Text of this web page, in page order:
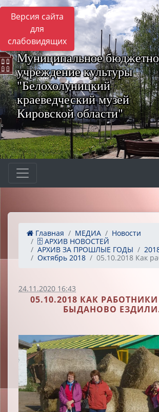
Версия сайта
для
слабовидящих
Муниципальное
учреждение культуры
"Белохолуницкий
краеведческий музей
Кировской области"
Главная МЕДИА
Новости
🗄 АРХИВ НОВОСТЕЙ
АРХИВ ЗА ПРОШЛЫЕ ГОДЫ
Октябрь 2018
05.10.2018 Как
24.11.2020 16:43
05.10.2018 КАК
БЫДАНОВО